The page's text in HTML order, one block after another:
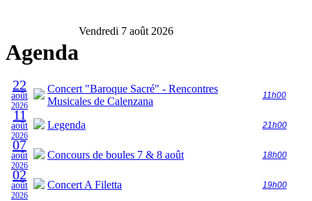
Agenda
Vendredi 7 août 2026
22
août
2026
Concert "Baroque Sacré" - Rencontres
Musicales de Calenzana
11h00
11
août
2026
Legenda 21h00
07
août
2026
Concours de boules 7 & 8 août 18h00
02
août
2026
Concert A Filetta 19h00